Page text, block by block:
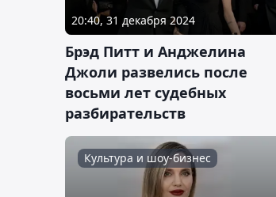
20:40, 31 декабря 2024
Брэд Питт и Анджелина
Джоли развелись после
восьми лет судебных
разбирательств
Культура и шоу-бизнес